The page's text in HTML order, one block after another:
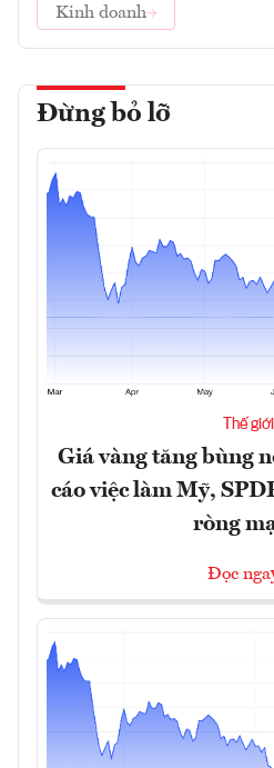
Kinh doanh
Đừng bỏ lỡ
Thế giới
Giá vàng tăng bùng
cáo việc làm Mỹ,
ròng
Đọc